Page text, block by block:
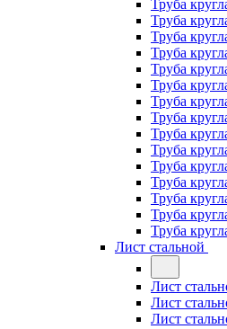
Труба
Труба
Труба
Труба
Труба
Труба
Труба
Труба
Труба
Труба
Труба
Труба
Труба
Труба
Труба
Лист стальной
Лист
Лист
Лист